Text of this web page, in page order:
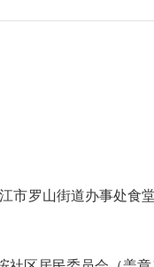
罗山街道办事处食